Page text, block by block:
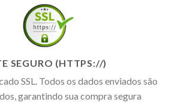
SEGURO (HTTPS://)
SSL. Todos os dados enviados são
garantindo sua compra segura